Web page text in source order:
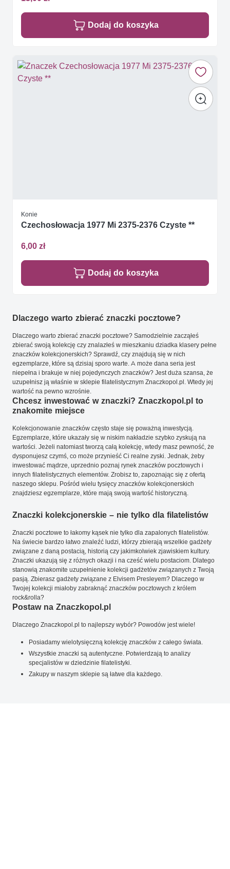
Dodaj do koszyka
Konie
Czechosłowacja 1977 Mi 2375-2376 Czyste **
6,00 zł
Dodaj do koszyka
Dlaczego warto zbierać znaczki pocztowe?
Dlaczego warto zbierać znaczki pocztowe? Samodzielnie zacząłeś
zbierać swoją kolekcję czy znalazłeś w mieszkaniu dziadka klasery pełne
znaczków kolekcjonerskich? Sprawdź, czy znajdują się w nich
egzemplarze, które są dzisiaj sporo warte. A może dana seria jest
niepełna i brakuje w niej pojedynczych znaczków? Jest duża szansa, że
uzupełnisz ją właśnie w sklepie filatelistycznym Znaczkopol.pl. Wtedy jej
wartość na pewno wzrośnie.
Chcesz inwestować w znaczki? Znaczkopol.pl to
znakomite miejsce
Kolekcjonowanie znaczków często staje się poważną inwestycją.
Egzemplarze, które ukazały się w niskim nakładzie szybko zyskują na
wartości. Jeżeli natomiast tworzą całą kolekcję, wtedy masz pewność, że
dysponujesz czymś, co może przynieść Ci realne zyski. Jednak, żeby
inwestować mądrze, uprzednio poznaj rynek znaczków pocztowych i
innych filatelistycznych elementów. Zrobisz to, zapoznając się z ofertą
naszego sklepu. Pośród wielu tysięcy znaczków kolekcjonerskich
znajdziesz egzemplarze, które mają swoją wartość historyczną.
Znaczki kolekcjonerskie – nie tylko dla filatelistów
Znaczki pocztowe to łakomy kąsek nie tylko dla zapalonych filatelistów.
Na świecie bardzo łatwo znaleźć ludzi, którzy zbierają wszelkie gadżety
związane z daną postacią, historią czy jakimkolwiek zjawiskiem kultury.
Znaczki ukazują się z różnych okazji i na cześć wielu postaciom. Dlatego
stanowią znakomite uzupełnienie kolekcji gadżetów związanych z Twoją
pasją. Zbierasz gadżety związane z Elvisem Presleyem? Dlaczego w
Twojej kolekcji miałoby zabraknąć znaczków pocztowych z królem
rock&rolla?
Postaw na Znaczkopol.pl
Dlaczego Znaczkopol.pl to najlepszy wybór? Powodów jest wiele!
Posiadamy wielotysięczną kolekcję znaczków z całego świata.
Wszystkie znaczki są autentyczne. Potwierdzają to analizy
specjalistów w dziedzinie filatelistyki.
Zakupy w naszym sklepie są łatwe dla każdego.